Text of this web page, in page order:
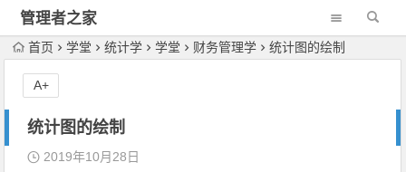
管理者之家
首页 学堂 统计学 学堂 财务管理学 统计图的绘制
统计图的绘制
2019年10月28日
A+